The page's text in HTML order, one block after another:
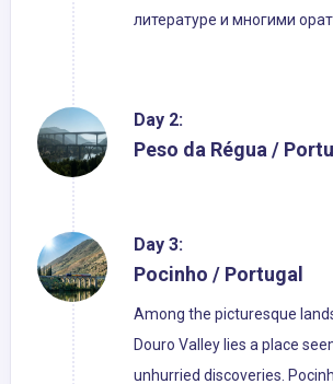
литературе и многими
Day 2:
Peso da Régua /
Day 3:
Pocinho / Portugal
Among the picturesque
Douro Valley lies a place
unhurried discoveries.